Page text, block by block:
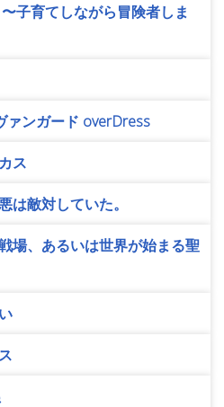
子育てしながら冒険者しま
ァンガード overDress
ス
は敵対していた。
場、あるいは世界が始まる聖